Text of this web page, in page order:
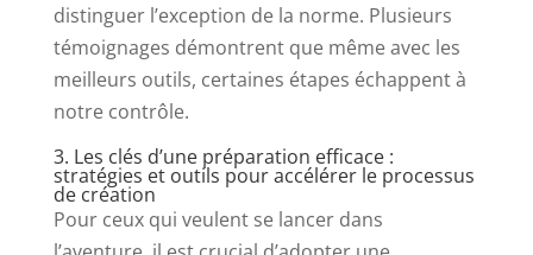
distinguer l’exception de la norme. Plusieurs
témoignages démontrent que même avec les
meilleurs outils, certaines étapes échappent à
notre contrôle.
3. Les clés d’une préparation efficace :
stratégies et outils pour accélérer le processus
de création
Pour ceux qui veulent se lancer dans